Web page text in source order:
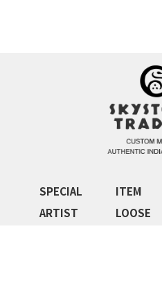
SPECIAL ITEM
ARTIST
LOOSE